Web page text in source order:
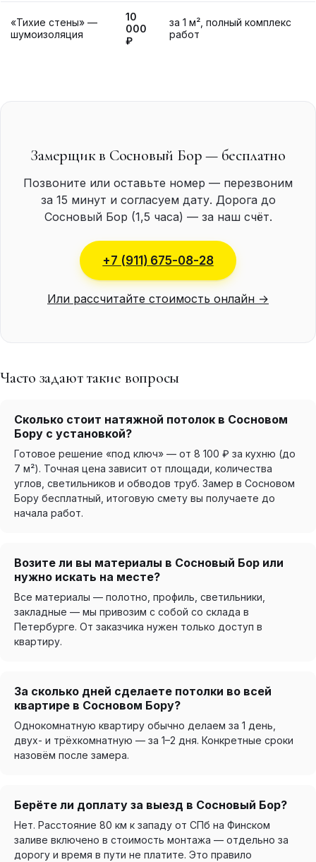
«Тихие стены» —
шумоизоляция
10
000
₽
за 1 м², полный комплекс
работ
Замерщик в Сосновый Бор — бесплатно
Позвоните или оставьте номер — перезвоним
за 15 минут и согласуем дату. Дорога до
Сосновый Бор (1,5 часа) — за наш счёт.
+7 (911) 675-08-28
Или рассчитайте стоимость онлайн →
Часто задают такие вопросы
Сколько стоит натяжной потолок в Сосновом
Бору с установкой?
Готовое решение «под ключ» — от 8 100 ₽ за кухню (до
7 м²). Точная цена зависит от площади, количества
углов, светильников и обводов труб. Замер в Сосновом
Бору бесплатный, итоговую смету вы получаете до
начала работ.
Возите ли вы материалы в Сосновый Бор или
нужно искать на месте?
Все материалы — полотно, профиль, светильники,
закладные — мы привозим с собой со склада в
Петербурге. От заказчика нужен только доступ в
квартиру.
За сколько дней сделаете потолки во всей
квартире в Сосновом Бору?
Однокомнатную квартиру обычно делаем за 1 день,
двух- и трёхкомнатную — за 1–2 дня. Конкретные сроки
назовём после замера.
Берёте ли доплату за выезд в Сосновый Бор?
Нет. Расстояние 80 км к западу от СПб на Финском
заливе включено в стоимость монтажа — отдельно за
дорогу и время в пути не платите. Это правило